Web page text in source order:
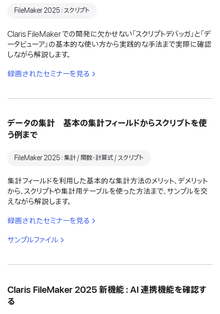
FileMaker 2025：スクリプト
Claris FileMaker での開発に欠かせない「スクリプトデバッガ」と「デ
ータビューア」の基本的な使い方から実践的な手法まで実際に確認
しながら解説します。
録画されたセミナーを見る
データの集計 基本の集計フィールドからスクリプトを使
う例まで
FileMaker 2025：集計 / 関数・計算式 / スクリプト
集計フィールドを利用した基本的な集計方法のメリット、デメリット
から、スクリプトや集計用テーブルを使った方法まで、サンプルを交
えながら解説します。
録画されたセミナーを見る
サンプルファイル
Claris FileMaker 2025 新機能：AI 連携機能を確認す
る